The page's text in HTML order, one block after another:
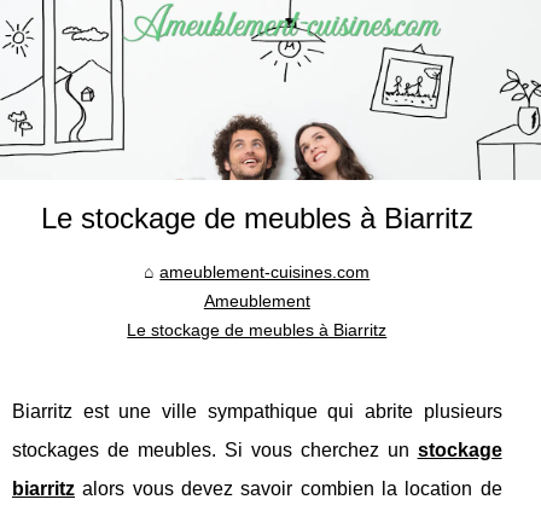
Le stockage de meubles à Biarritz
ameublement-cuisines.com
Ameublement
Le stockage de meubles à Biarritz
Biarritz est une ville sympathique qui abrite plusieurs
stockages de meubles. Si vous cherchez un stockage
biarritz alors vous devez savoir combien la location de